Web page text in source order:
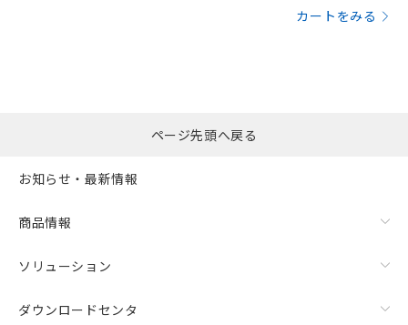
カートをみる
ページ先頭へ戻る
お知らせ・最新情報
商品情報
ソリューション
ダウンロードセンタ